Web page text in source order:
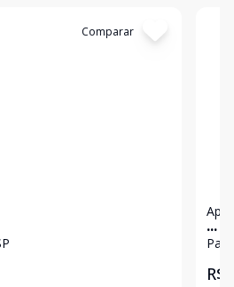
Comparar
...
R$